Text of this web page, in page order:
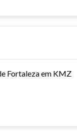
Fortaleza em KMZ